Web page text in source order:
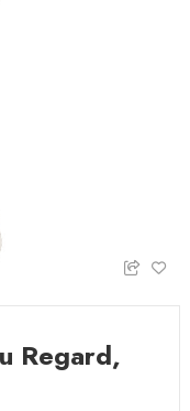
Regard,